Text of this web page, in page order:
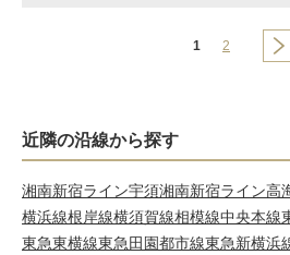
1 2
近隣の沿線から探す
湘南新宿ライン宇須湘南新宿ライン高
横浜線根岸線横須賀線相模線中央本線
東急東横線東急田園都市線東急新横浜